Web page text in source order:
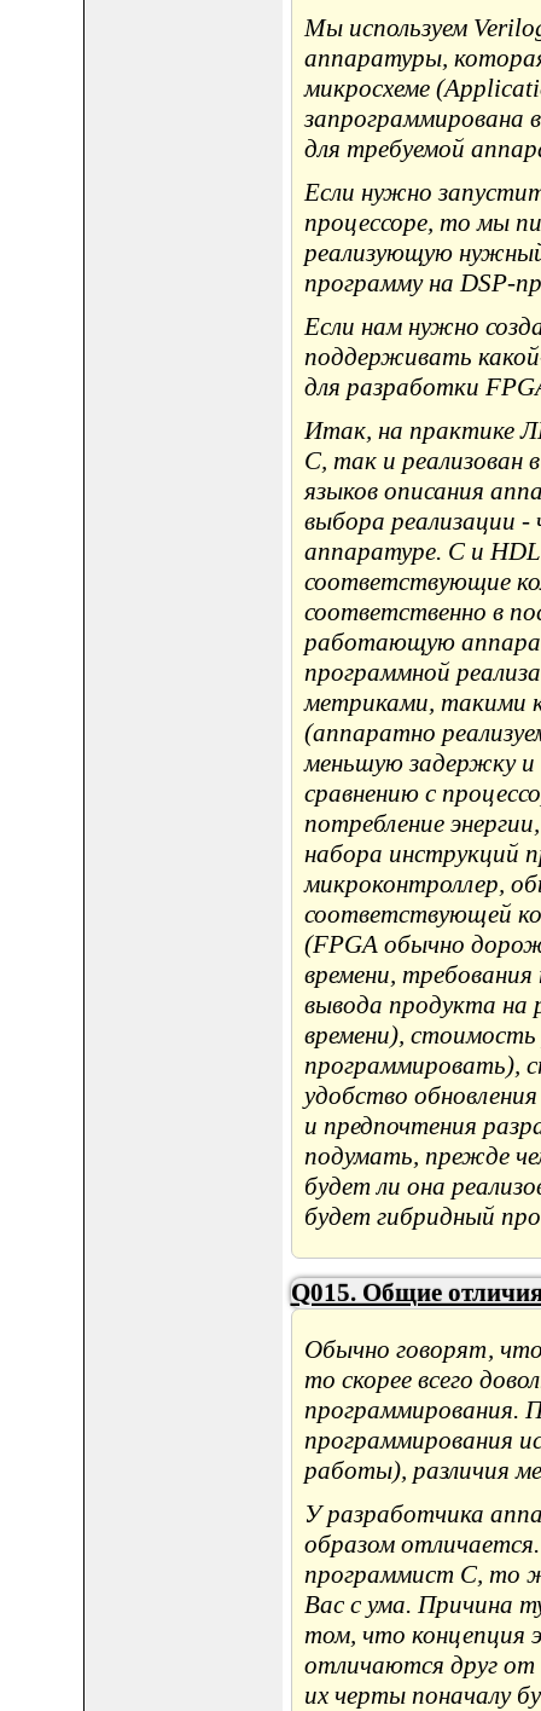
Мы используем
аппаратуры,
микросхеме
запрограммирована
для требуемой
Если нужно
процессоре, то мы
реализующую нужный
программу на DSP-
Если нам нужно
поддерживать
для разработки
Итак, на практике
C, так и реализован
языков описания
выбора реализации
аппаратуре. C и
соответствующие
соответственно в
работающую
программной
метриками, такими
(аппаратно
меньшую задержку и
сравнению с
потребление
набора инструкций
микроконтроллер,
соответствующей
(FPGA обычно
времени,
вывода продукта на
времени),
программировать),
удобство
и предпочтения
подумать, прежде
будет ли она
будет гибридный
Q015. Общие
Обычно говорят,
то скорее всего
программирования.
программирования
работы), различия
У разработчика
образом
программист C, то
Вас с ума. Причина
том, что концепция
отличаются друг от
их черты поначалу